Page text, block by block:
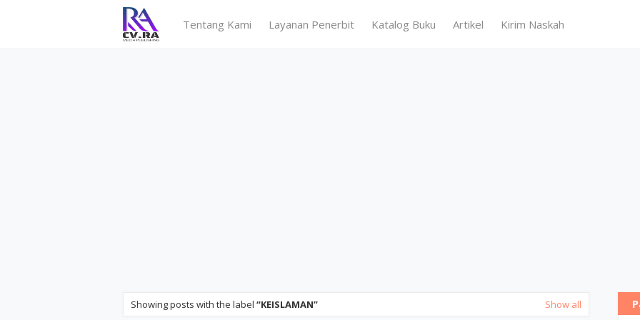
Tentang Kami Layanan Penerbit Katalog Buku Artikel Kirim Naskah
Showing posts with the label KEISLAMAN Show all